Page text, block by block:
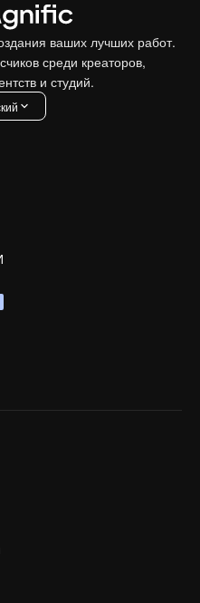
ваших лучших работ.
среди креаторов,
и студий.